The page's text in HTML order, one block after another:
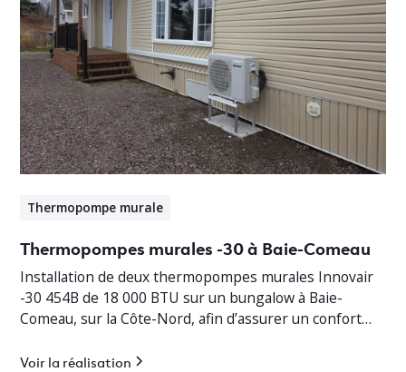
Thermopompe murale
Thermopompes murales -30 à Baie-Comeau
Installation de deux thermopompes murales Innovair
-30 454B de 18 000 BTU sur un bungalow à Baie-
Comeau, sur la Côte-Nord, afin d’assurer un confort
Voir la réalisation